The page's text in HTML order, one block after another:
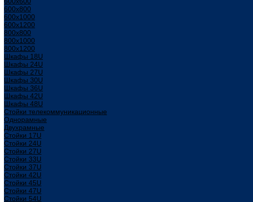
600x800
600х1000
600х1200
800x800
800х1000
800х1200
Шкафы 18U
Шкафы 24U
Шкафы 27U
Шкафы 30U
Шкафы 36U
Шкафы 42U
Шкафы 48U
Стойки телекоммуникационные
Однорамные
Двухрамные
Стойки 17U
Стойки 24U
Стойки 27U
Стойки 33U
Стойки 37U
Стойки 42U
Стойки 45U
Стойки 47U
Стойки 54U